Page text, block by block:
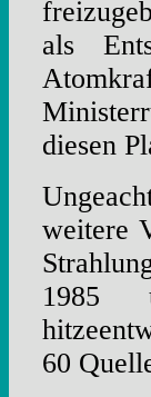
als
diesen
weitere
1985
60